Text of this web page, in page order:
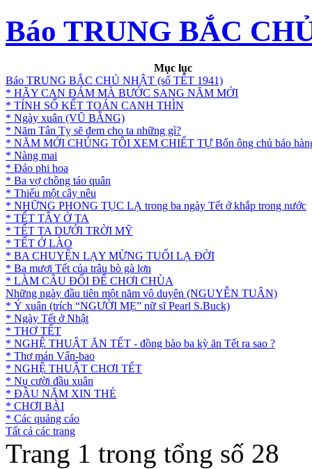
Báo TRUNG BẮC
Mục lục
Báo TRUNG BẮC CHỦ NHẬT (số TẾT 1941)
* HÃY CAN ĐẢM MÀ BƯỚC SANG NĂM MỚI
* TÍNH SỔ KẾT TOÁN CANH THÌN
* Ngày xuân (VŨ BẰNG)
* Năm Tân Tỵ sẽ đem cho ta những gì?
* NĂM MỚI CHÚNG TÔI XEM CHIẾT TỰ Bốn ông chủ báo
* Nàng mai
* Đảo phi hoa
* Ba vợ chồng táo quân
* Thiếu một cây nêu
* NHỮNG PHONG TỤC LẠ trong ba ngày Tết ở khắp trong nước
* TẾT TÂY Ở TA
* TẾT TA DƯỚI TRỜI MỸ
* TẾT Ở LÀO
* BA CHUYỆN LẠY MỪNG TUỔI LẠ ĐỜI
* Ba mươi Tết của trâu bò gà lợn
* LÀM CÂU ĐỐI ĐỂ CHƠI CHÙA
Những ngày đầu tiên một năm vô duyên (NGUYỄN TUÂN)
* Ý xuân (trích “NGƯỜI MẸ” nữ sĩ Pearl S.Buck)
* Ngày Tết ở Nhật
* THƠ TẾT
* NGHỆ THUẬT ĂN TẾT - đồng bào ba kỳ ăn Tết ra sao ?
* Thơ mán Vẩn-bao
* NGHỆ THUẬT CHƠI TẾT
* Nụ cười đầu xuân
* ĐẦU NĂM XIN THẺ
* CHƠI BÀI
* Các quảng cáo
Tất cả các trang
Trang 1 trong tổng số 28